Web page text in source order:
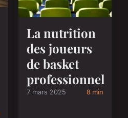
La nutrition
des joueurs
de basket
professionnel
7 mars 2025 8 min